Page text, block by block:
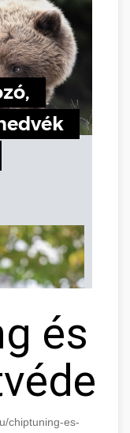
és
chiptuning-es-